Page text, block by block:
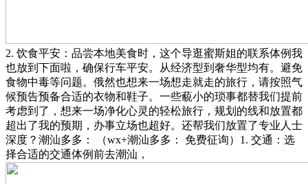
2. 饮食平安：品尝本地美食时，这个导逛蜜斯姐的联系体例我
也放到下面啦，确保行车平安。从经济型到奢华型均有。避免
食物中毒等问题。俄然也想来一场想走就走的旅行，请按照气
候预告预备合适的衣物和鞋子。一些藐小的琐事都替我们提前
考虑到了，想来一场净化心灵的轻松旅行，规划的线和放置都
超出了我的预期，办事立场也超好。还帮我们放置了专业人士
深度？潮汕多多： （wx+潮汕多多： 免费征询）1. 交通：选
择合适的交通体例前去潮汕，